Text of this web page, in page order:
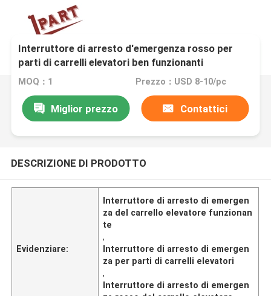
Interruttore di arresto d'emergenza rosso per
parti di carrelli elevatori ben funzionanti
MOQ：1 Prezzo：USD 8-10/pc
Miglior prezzo Contattici
DESCRIZIONE DI PRODOTTO
Evidenziare:
Interruttore di arresto di emergen
za del carrello elevatore funzionan
te
,
Interruttore di arresto di emergen
za per parti di carrelli elevatori
,
Interruttore di arresto di emergen